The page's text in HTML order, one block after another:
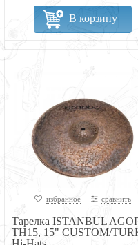
В корзину
избранное сравнить
Тарелка ISTANBUL
TH15, 15" CUSTOM/